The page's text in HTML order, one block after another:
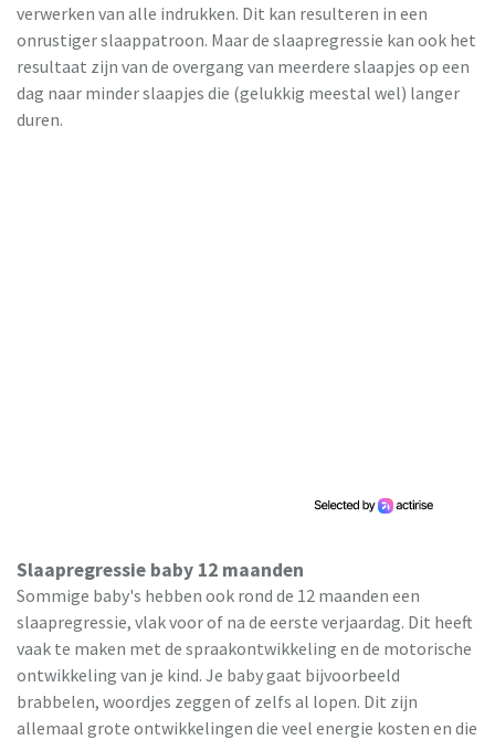
verwerken van alle indrukken. Dit kan resulteren in een
onrustiger slaappatroon. Maar de slaapregressie kan ook het
resultaat zijn van de overgang van meerdere slaapjes op een
dag naar minder slaapjes die (gelukkig meestal wel) langer
duren.
Slaapregressie baby 12 maanden
Sommige baby's hebben ook rond de 12 maanden een
slaapregressie, vlak voor of na de eerste verjaardag. Dit heeft
vaak te maken met de spraakontwikkeling en de motorische
ontwikkeling van je kind. Je baby gaat bijvoorbeeld
brabbelen, woordjes zeggen of zelfs al lopen. Dit zijn
allemaal grote ontwikkelingen die veel energie kosten en die